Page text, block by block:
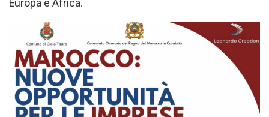
Europa e Africa.